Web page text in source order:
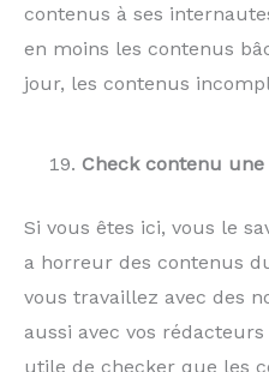
contenus à ses
en moins les contenus
jour, les contenus
Check contenu une
Si vous êtes ici, vous le
a horreur des contenus
vous travaillez avec des
aussi avec vos
utile de checker que les